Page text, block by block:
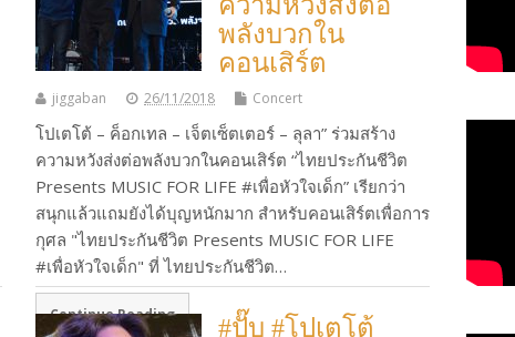
ความหวังส่งต่อ
พลังบวกใน
คอนเสิร์ต
jiggaban 26/11/2018 Concert
โปเตโต้ – ค็อกเทล – เจ็ตเซ็ตเตอร์ – ลุลา” ร่วมสร้าง
ความหวังส่งต่อพลังบวกในคอนเสิร์ต “ไทยประกันชีวิต
Presents MUSIC FOR LIFE #เพื่อหัวใจเด็ก” เรียกว่า
สนุกแล้วแถมยังได้บุญหนักมาก สำหรับคอนเสิร์ตเพื่อการ
กุศล "ไทยประกันชีวิต Presents MUSIC FOR LIFE
#เพื่อหัวใจเด็ก" ที่ ไทยประกันชีวิต…
Continue Reading
#ปั๊บ #โปเตโต้